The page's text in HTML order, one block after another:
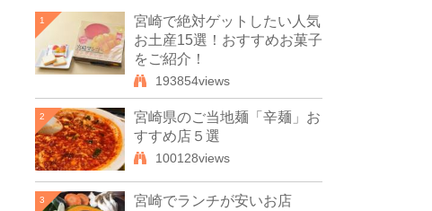
1
宮崎で絶対ゲットしたい人気
お土産15選！おすすめお菓子
をご紹介！
193854views
2
宮崎県のご当地麺「辛麺」お
すすめ店５選
100128views
3
宮崎でランチが安いお店